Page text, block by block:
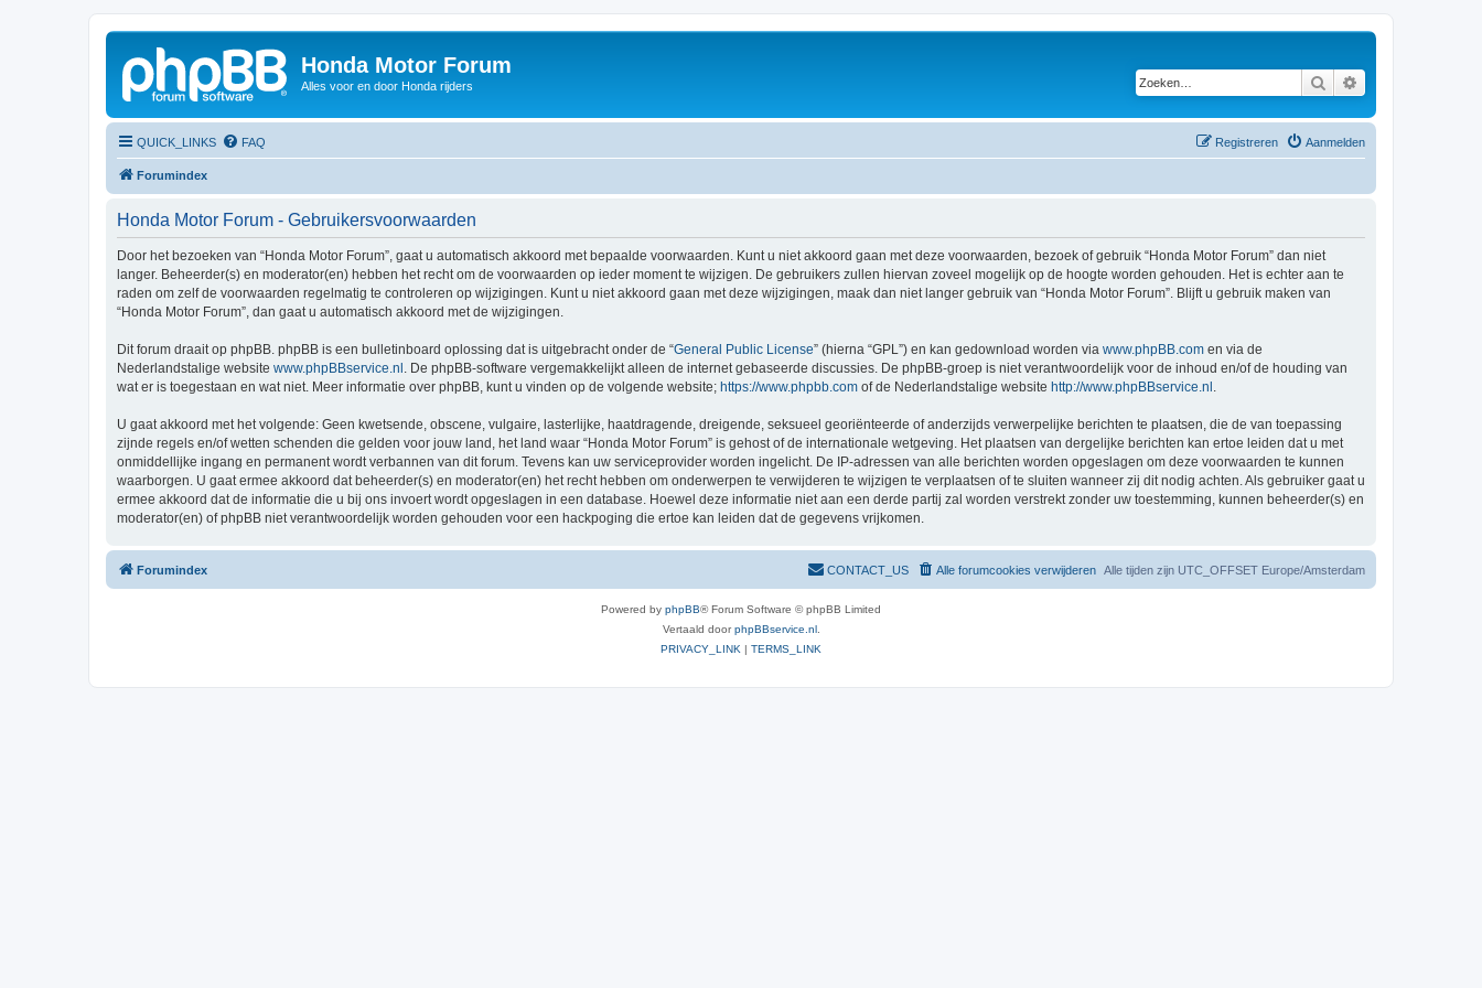
Honda Motor Forum
Alles voor en door Honda rijders Zoeken
QUICK_LINKS FAQ Aanmelden
Registreren
Forumindex
Honda Motor Forum - Gebruikersvoorwaarden
Door het bezoeken van “Honda Motor Forum”, gaat u automatisch akkoord met bepaalde voorwaarden. Kunt u niet akkoord gaan met deze voorwaarden, bezoek of gebruik “Honda Motor Forum” dan niet
langer. Beheerder(s) en moderator(en) hebben het recht om de voorwaarden op ieder moment te wijzigen. De gebruikers zullen hiervan zoveel mogelijk op de hoogte worden gehouden. Het is echter aan te
raden om zelf de voorwaarden regelmatig te controleren op wijzigingen. Kunt u niet akkoord gaan met deze wijzigingen, maak dan niet langer gebruik van “Honda Motor Forum”. Blijft u gebruik maken van
“Honda Motor Forum”, dan gaat u automatisch akkoord met de wijzigingen.
Dit forum draait op phpBB. phpBB is een bulletinboard oplossing dat is uitgebracht onder de “General Public License” (hierna “GPL”) en kan gedownload worden via www.phpBB.com en via de
Nederlandstalige website www.phpBBservice.nl . De phpBB-software vergemakkelijkt alleen de internet gebaseerde discussies. De phpBB-groep is niet verantwoordelijk voor de inhoud en/of de houding van
wat er is toegestaan en wat niet. Meer informatie over phpBB, kunt u vinden op de volgende website; https://www.phpbb.com of de Nederlandstalige website http://www.phpBBservice.nl
U gaat akkoord met het volgende: Geen kwetsende, obscene, vulgaire, lasterlijke, haatdragende, dreigende, seksueel georiënteerde of anderzijds verwerpelijke berichten te plaatsen, die de van toepassing
zijnde regels en/of wetten schenden die gelden voor jouw land, het land waar “Honda Motor Forum” is gehost of de internationale wetgeving. Het plaatsen van dergelijke berichten kan ertoe leiden dat u met
onmiddellijke ingang en permanent wordt verbannen van dit forum. Tevens kan uw serviceprovider worden ingelicht. De IP-adressen van alle berichten worden opgeslagen om deze voorwaarden te kunnen
waarborgen. U gaat ermee akkoord dat beheerder(s) en moderator(en) het recht hebben om onderwerpen te verwijderen te wijzigen te verplaatsen of te sluiten wanneer zij dit nodig achten. Als gebruiker gaat u
ermee akkoord dat de informatie die u bij ons invoert wordt opgeslagen in een database. Hoewel deze informatie niet aan een derde partij zal worden verstrekt zonder uw toestemming, kunnen beheerder(s) en
moderator(en) of phpBB niet verantwoordelijk worden gehouden voor een hackpoging die ertoe kan leiden dat de gegevens vrijkomen.
Forumindex Alle tijden zijn UTC_OFFSET Europe/Amsterdam
Alle forumcookies verwijderen
CONTACT_US
Powered by phpBB® Forum Software © phpBB Limited
Vertaald doorphpBBservice.nl.
PRIVACY_LINK | TERMS_LINK